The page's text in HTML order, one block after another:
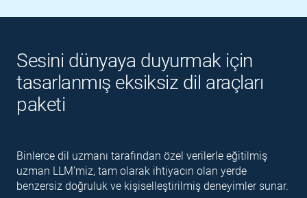
Sesini dünyaya duyurmak için
tasarlanmış eksiksiz dil araçları
paketi
Binlerce dil uzmanı tarafından özel verilerle eğitilmiş
uzman LLM’miz, tam olarak ihtiyacın olan yerde
benzersiz doğruluk ve kişiselleştirilmiş deneyimler sunar.